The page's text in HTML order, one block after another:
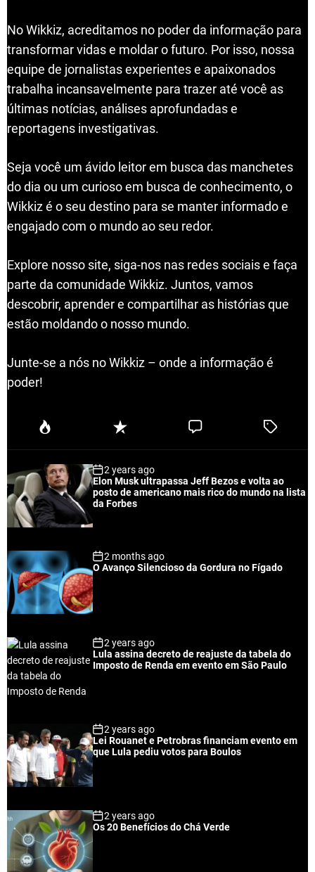
No Wikkiz, acreditamos no poder da informação para
transformar vidas e moldar o futuro. Por isso, nossa
equipe de jornalistas experientes e apaixonados
trabalha incansavelmente para trazer até você as
últimas notícias, análises aprofundadas e
reportagens investigativas.
Seja você um ávido leitor em busca das manchetes
do dia ou um curioso em busca de conhecimento, o
Wikkiz é o seu destino para se manter informado e
engajado com o mundo ao seu redor.
Explore nosso site, siga-nos nas redes sociais e faça
parte da comunidade Wikkiz. Juntos, vamos
descobrir, aprender e compartilhar as histórias que
estão moldando o nosso mundo.
Junte-se a nós no Wikkiz – onde a informação é
poder!
P
u
a
r
R
e
n
t
C
e
T
e
2 years ago
Elon Musk ultrapassa Jeff Bezos e volta ao
posto de americano mais rico do mundo na lista
da Forbes
2 months ago
O Avanço Silencioso da Gordura no Fígado
2 years ago
Lula assina decreto de reajuste da tabela do
Imposto de Renda em evento em São Paulo
2 years ago
Lei Rouanet e Petrobras financiam evento em
que Lula pediu votos para Boulos
2 years ago
Os 20 Benefícios do Chá Verde